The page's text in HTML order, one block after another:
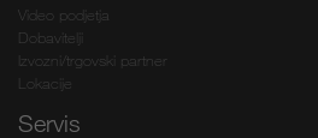
Video podjetja
Dobavitelji
Izvozni/trgovski partner
Lokacije
Servis